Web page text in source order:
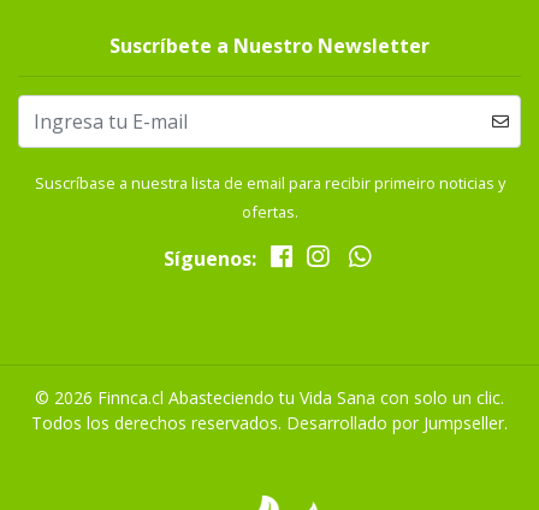
Suscríbete a Nuestro Newsletter
Suscríbase a nuestra lista de email para recibir primeiro noticias y
ofertas.
Síguenos:
© 2026 Finnca.cl Abasteciendo tu Vida Sana con solo un clic.
Todos los derechos reservados. Desarrollado por Jumpseller.